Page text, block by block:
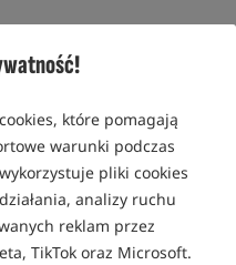
które pomagają
warunki podczas
pliki cookies
analizy ruchu
reklam przez
TikTok oraz Microsoft.